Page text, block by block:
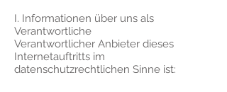
I. Informationen über uns als
Verantwortliche
Verantwortlicher Anbieter dieses
Internetauftritts im
datenschutzrechtlichen Sinne ist: